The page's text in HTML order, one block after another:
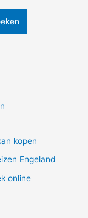
kopen
Engeland
online